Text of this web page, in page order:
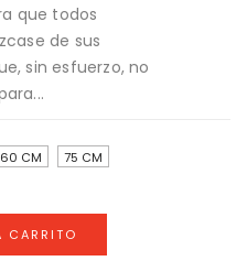
que todos
de sus
sin esfuerzo, no
60 CM 75 CM